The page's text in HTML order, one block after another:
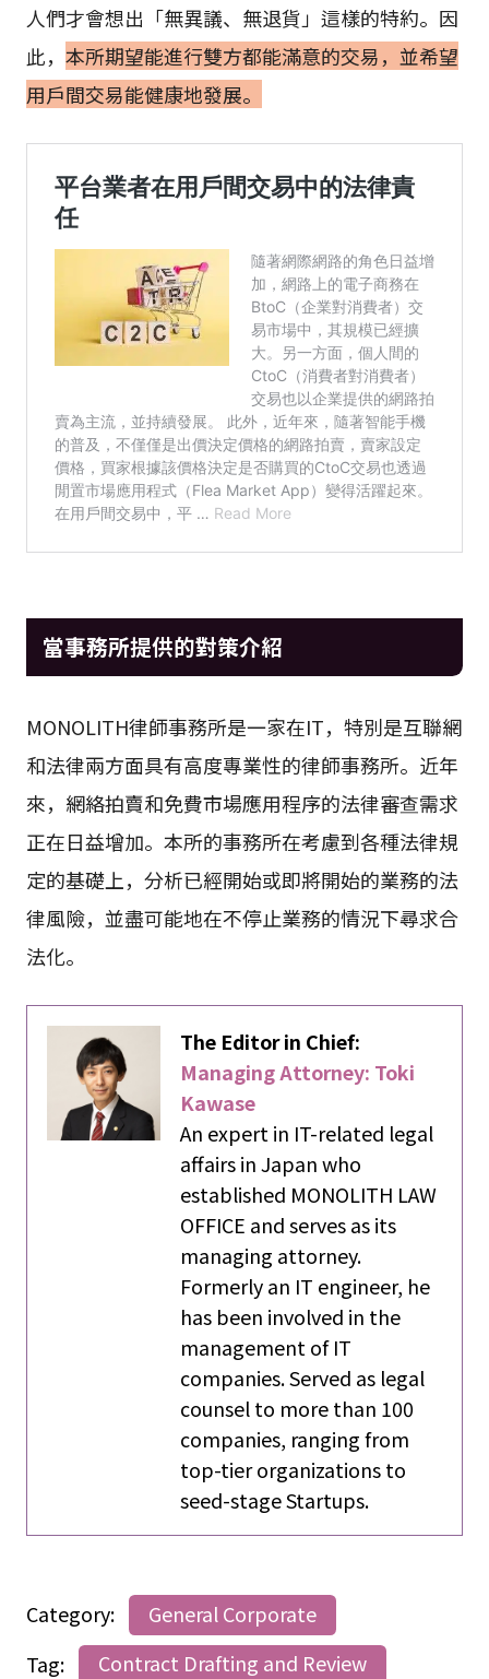
人們才會想出「無異議、無退貨」這樣的特約。因
此， 本所期望能進行雙方都能滿意的交易，並希望
用戶間交易能健康地發展。
當事務所提供的對策介紹
MONOLITH律師事務所是一家在IT，特別是互聯網
和法律兩方面具有高度專業性的律師事務所。近年
來，網絡拍賣和免費市場應用程序的法律審查需求
正在日益增加。本所的事務所在考慮到各種法律規
定的基礎上，分析已經開始或即將開始的業務的法
律風險，並盡可能地在不停止業務的情況下尋求合
法化。
The Editor in Chief:
Managing Attorney: Toki
Kawase
An expert in IT-related legal
affairs in Japan who
established MONOLITH LAW
OFFICE and serves as its
managing attorney.
Formerly an IT engineer, he
has been involved in the
management of IT
companies. Served as legal
counsel to more than 100
companies, ranging from
top-tier organizations to
seed-stage Startups.
Category:
General Corporate
Tag:
Contract Drafting and Review